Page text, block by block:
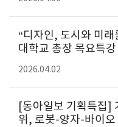
“디자인, 도시와 미
대학교 총장 목요특
2026.04.02
[동아일보 기획특집]
위, 로봇-양자-바이